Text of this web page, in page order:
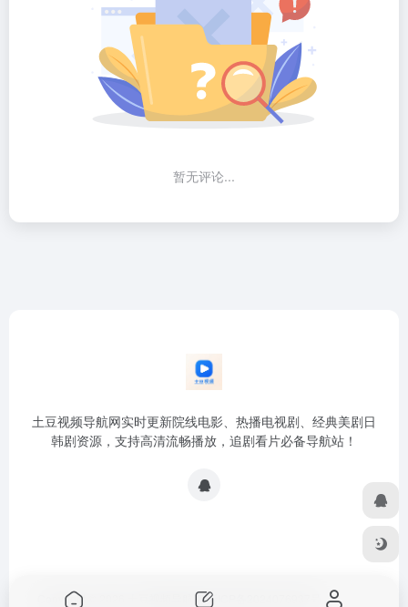
暂无评论...
土豆视频导航网实时更新院线电影、热播电视剧、经典美剧日
韩剧资源，支持高清流畅播放，追剧看片必备导航站！
Copyright © 2026 土豆视频导航网浙ICP备2024076937号